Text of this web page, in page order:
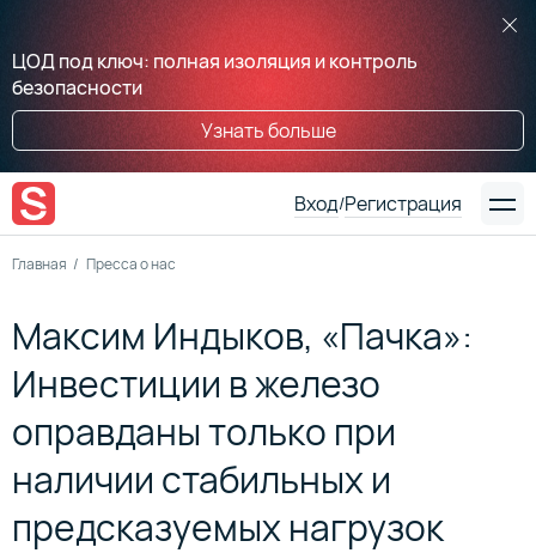
ЦОД под ключ: полная изоляция и контроль
безопасности
Узнать больше
Вход/Регистрация
Главная Пресса о нас
Максим Индыков, «Пачка»:
Инвестиции в железо
оправданы только при
наличии стабильных и
предсказуемых нагрузок